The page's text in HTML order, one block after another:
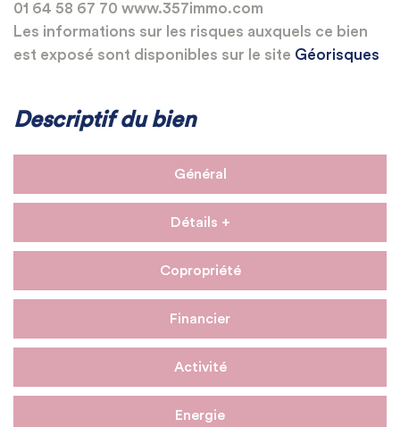
01 64 58 67 70 www.357immo.com
Les informations sur les risques auxquels ce bien
est exposé sont disponibles sur le site Géorisques
Descriptif du bien
Général
Détails +
Copropriété
Financier
Activité
Energie